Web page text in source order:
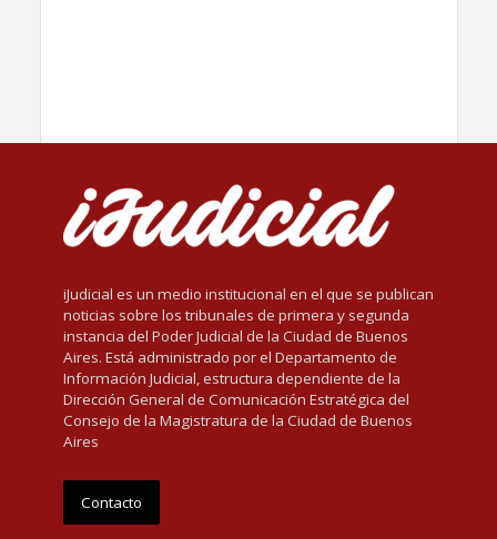
iJudicial es un medio institucional en el que se publican
noticias sobre los tribunales de primera y segunda
instancia del Poder Judicial de la Ciudad de Buenos
Aires. Está administrado por el Departamento de
Información Judicial, estructura dependiente de la
Dirección General de Comunicación Estratégica del
Consejo de la Magistratura de la Ciudad de Buenos
Aires
Contacto